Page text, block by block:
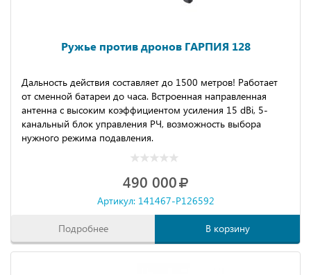
Ружье против дронов ГАРПИЯ 128
Дальность действия составляет до 1500 метров! Работает
от сменной батареи до часа. Встроенная направленная
антенна с высоким коэффициентом усиления 15 dBi, 5-
канальный блок управления РЧ, возможность выбора
нужного режима подавления.
490 000
Артикул: 141467-P126592
Подробнее В корзину